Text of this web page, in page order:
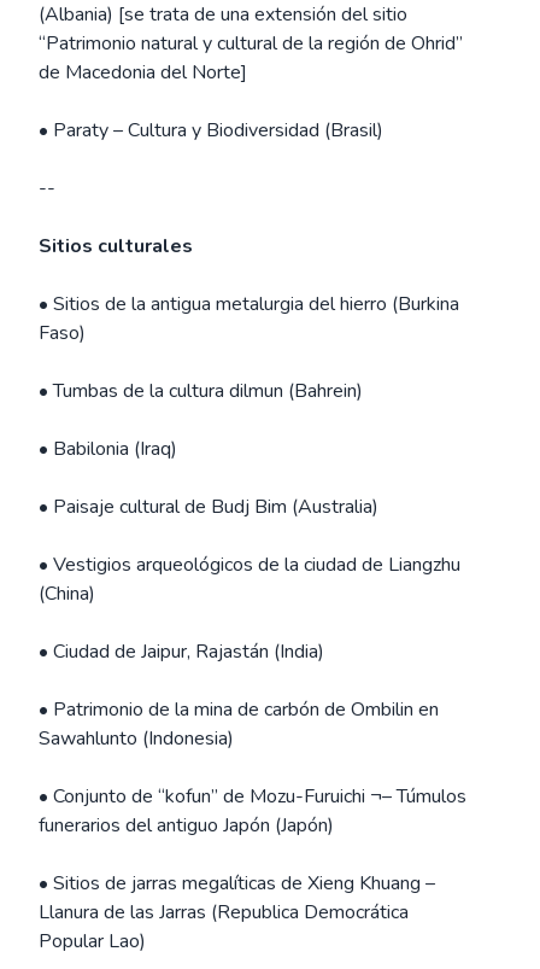
(Albania) [se trata de una extensión del sitio
“Patrimonio natural y cultural de la región de Ohrid”
de Macedonia del Norte]
• Paraty – Cultura y Biodiversidad (Brasil)
--
Sitios culturales
• Sitios de la antigua metalurgia del hierro (Burkina
Faso)
• Tumbas de la cultura dilmun (Bahrein)
• Babilonia (Iraq)
• Paisaje cultural de Budj Bim (Australia)
• Vestigios arqueológicos de la ciudad de Liangzhu
(China)
• Ciudad de Jaipur, Rajastán (India)
• Patrimonio de la mina de carbón de Ombilin en
Sawahlunto (Indonesia)
• Conjunto de “kofun” de Mozu-Furuichi ¬– Túmulos
funerarios del antiguo Japón (Japón)
• Sitios de jarras megalíticas de Xieng Khuang –
Llanura de las Jarras (Republica Democrática
Popular Lao)